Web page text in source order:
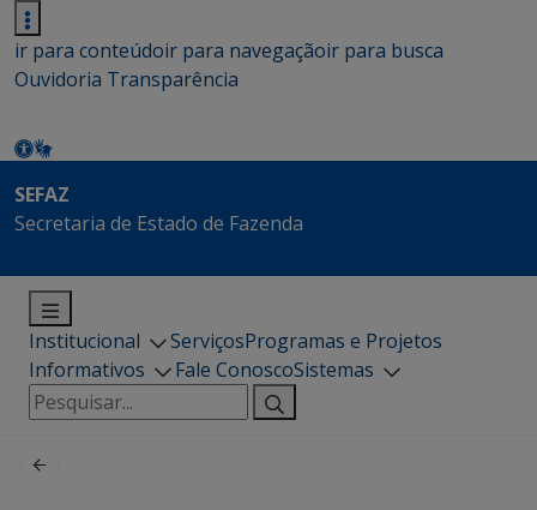
ir para conteúdoir para navegaçãoir para busca
Ouvidoria Transparência
SEFAZ
Secretaria de Estado de Fazenda
Institucional ServiçosProgramas e Projetos
Informativos
Fale ConoscoSistemas
Pesquisar
por: